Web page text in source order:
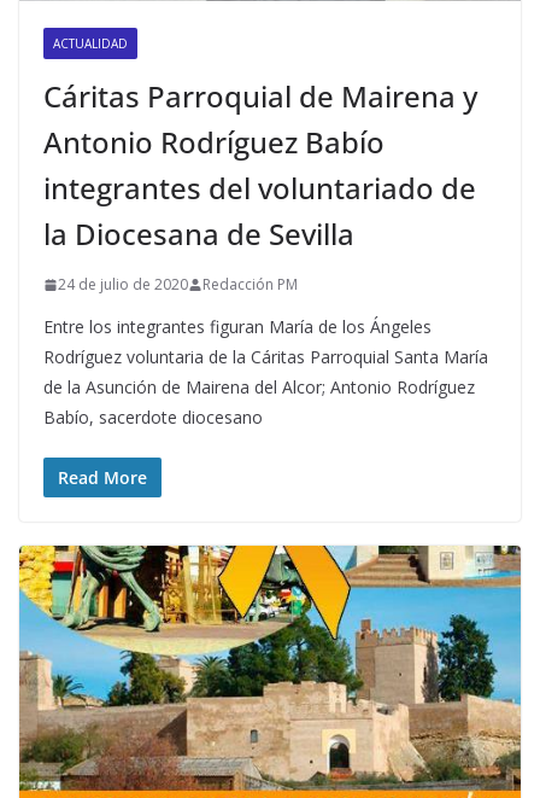
ACTUALIDAD
Cáritas Parroquial de Mairena y
Antonio Rodríguez Babío
integrantes del voluntariado de
la Diocesana de Sevilla
24 de julio de 2020 Redacción PM
Entre los integrantes figuran María de los Ángeles
Rodríguez voluntaria de la Cáritas Parroquial Santa María
de la Asunción de Mairena del Alcor; Antonio Rodríguez
Babío, sacerdote diocesano
Read More